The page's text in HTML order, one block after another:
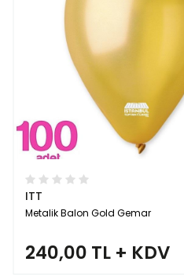
ITT
Metalik Balon Lacivert Renk Gemar
240,00 TL + KDV